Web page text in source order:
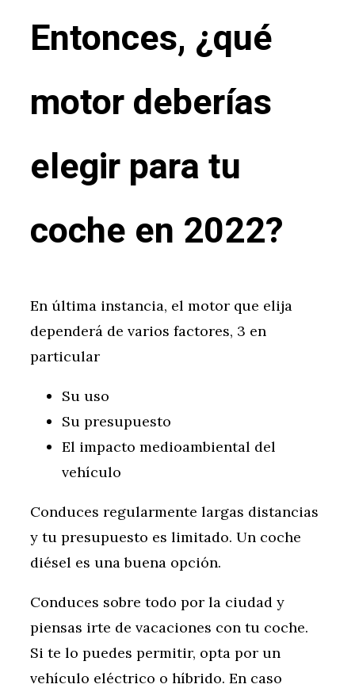
Entonces, ¿qué
motor deberías
elegir para tu
coche en 2022?
En última instancia, el motor que elija
dependerá de varios factores, 3 en
particular
Su uso
Su presupuesto
El impacto medioambiental del
vehículo
Conduces regularmente largas distancias
y tu presupuesto es limitado. Un coche
diésel es una buena opción.
Conduces sobre todo por la ciudad y
piensas irte de vacaciones con tu coche.
Si te lo puedes permitir, opta por un
vehículo eléctrico o híbrido. En caso